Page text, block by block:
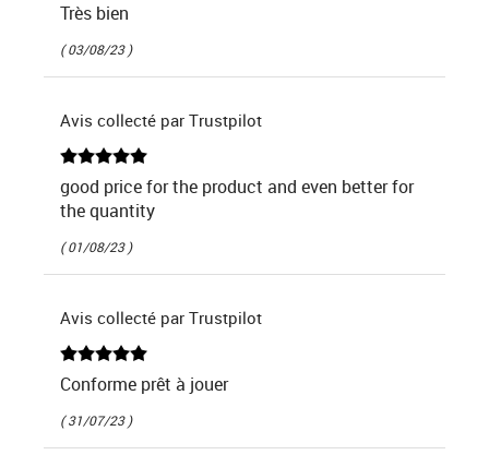
Très bien
( 03/08/23 )
Avis collecté par Trustpilot
good price for the product and even better for
the quantity
( 01/08/23 )
Avis collecté par Trustpilot
Conforme prêt à jouer
( 31/07/23 )